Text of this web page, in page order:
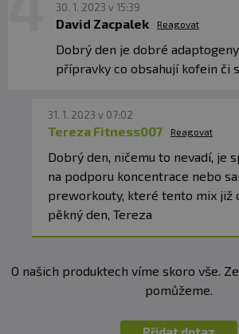
30. 1. 2023 v 15:39
David Zacpalek Reagovat
Dobrý den je dobré
přípravky co obsahují kofein či
31. 1. 2023 v 07:02
Tereza Fitness007 Reagovat
Dobrý den, ničemu to nevadí, je
na podporu koncentrace nebo
preworkouty, které tento mix již
pěkný den, Tereza
O našich produktech víme skoro vše.
pomůžeme.